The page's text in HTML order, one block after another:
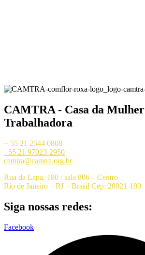
CAMTRA - Casa da Mulher
Trabalhadora
+ 55 21 2544 0808
+55 21 97023-2950
camtra@camtra.org.br
Rua da Lapa, 180 / sala 806 – Centro
Rio de Janeiro – RJ – Brasil Cep: 20021-180
Siga nossas redes:
Facebook